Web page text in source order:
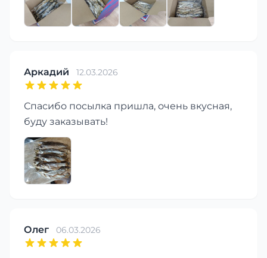
Аркадий 12.03.2026
Спасибо посылка пришла, очень вкусная,
буду заказывать!
Олег 06.03.2026